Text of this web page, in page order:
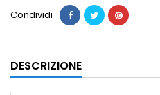
Condividi
DESCRIZIONE